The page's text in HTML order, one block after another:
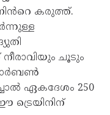
കരുത്ത്.
നീരാവിയും ചൂടും
ഏകദേശം 250
ട്രെയിനിന്